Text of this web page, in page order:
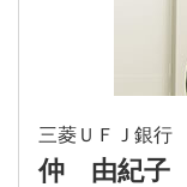
三菱ＵＦＪ銀行
仲 由紀子